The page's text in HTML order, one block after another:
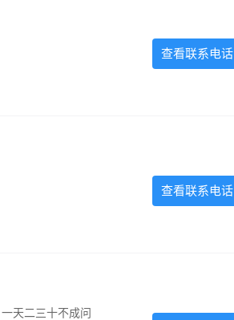
查看联系电话
查看联系电话
天二三十不成问